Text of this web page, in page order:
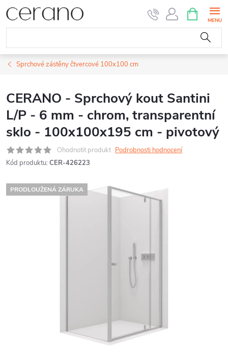
Přejít
na
obsah
NÁKUPNÍ
KOŠÍK
Sprchové zástěny čtvercové 100x100 cm
CERANO - Sprchový kout Santini
L/P - 6 mm - chrom, transparentní
sklo - 100x100x195 cm - pivotový
Ohodnotit produkt Podrobnosti hodnocení
Kód produktu: CER-426223
PRODLOUŽENÁ ZÁRUKA